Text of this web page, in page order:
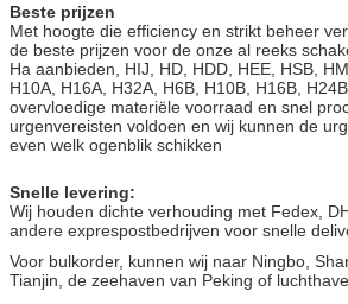
Beste prijzen
Met hoogte die efficiency en strikt beheer
de beste prijzen voor de onze al reeks
Ha aanbieden, HIJ, HD, HDD, HEE, HSB,
H10A, H16A, H32A, H6B, H10B, H16B,
overvloedige materiële voorraad en snel
urgenvereisten voldoen en wij kunnen de
even welk ogenblik schikken
Snelle levering:
Wij houden dichte verhouding met Fedex,
andere exprespostbedrijven voor snelle
Voor bulkorder, kunnen wij naar Ningbo,
Tianjin, de zeehaven van Peking of